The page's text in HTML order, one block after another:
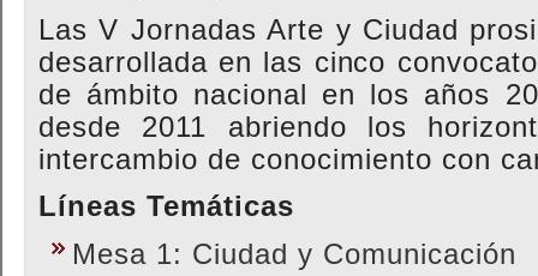
Las V Jornadas Arte y Ciudad
desarrollada en las cinco
de ámbito nacional en los años
desde 2011 abriendo los
intercambio de conocimiento con
Líneas Temáticas
Mesa 1: Ciudad y Comunicación